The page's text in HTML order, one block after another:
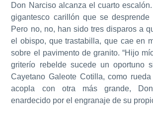
Don Narciso alcanza el cuarto
gigantesco carillón que se desprende
Pero no, no, han sido tres disparos a
el obispo, que trastabilla, que cae en
sobre el pavimento de granito. “Hijo
griterío rebelde sucede un oportuno
Cayetano Galeote Cotilla, como
acopla con otra más grande,
enardecido por el engranaje de su